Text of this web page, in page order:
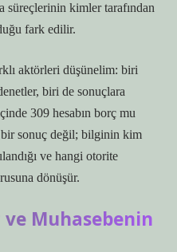
süreçlerinin kimler tarafından
fark edilir.
aktörleri düşünelim: biri
biri de sonuçlara
309 hesabın borç mu
bir sonuç değil; bilginin kim
ve hangi otorite
dönüşür.
Muhasebenin